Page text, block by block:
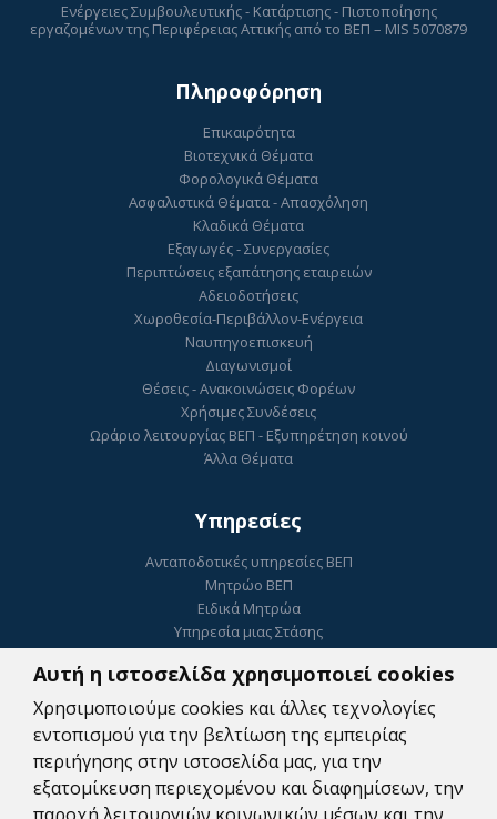
Αυτή η ιστοσελίδα χρησιμοποιεί cookies
Χρησιμοποιούμε cookies και άλλες τεχνολογίες
εντοπισμού για την βελτίωση της εμπειρίας
περιήγησης στην ιστοσελίδα μας, για την
εξατομίκευση περιεχομένου και διαφημίσεων, την
Ενέργειες Συμβουλευτικής - Κατάρτισης - Πιστοποίησης
εργαζομένων της Περιφέρειας Αττικής από το ΒΕΠ – MIS 5070879
Πληροφόρηση
Επικαιρότητα
Βιοτεχνικά Θέματα
Φορολογικά Θέματα
Ασφαλιστικά Θέματα - Απασχόληση
Κλαδικά Θέματα
Εξαγωγές - Συνεργασίες
Περιπτώσεις εξαπάτησης εταιρειών
Αδειοδοτήσεις
Χωροθεσία-Περιβάλλον-Ενέργεια
Ναυπηγοεπισκευή
Διαγωνισμοί
Θέσεις - Ανακοινώσεις Φορέων
Χρήσιμες Συνδέσεις
Ωράριο λειτουργίας ΒΕΠ - Εξυπηρέτηση κοινού
Άλλα Θέματα
Υπηρεσίες
Ανταποδοτικές υπηρεσίες ΒΕΠ
Μητρώο ΒΕΠ
Ειδικά Μητρώα
Υπηρεσία μιας Στάσης
Ηλεκτρονικό Επιμελητήριο
ΓΕΜΗ
Ψηφιακή Υπογραφή
Κατοχύρωση Εμπορικού Σήματος
Συμβουλευτικές Υπηρεσίες
Πληρωμές
Ψηφιακές Υπηρεσίες Αναζήτησης Εργαζομένων